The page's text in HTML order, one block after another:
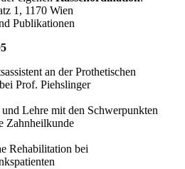
1, 1170 Wien
Publikationen
an der Prothetischen
Prof. Piehslinger
Lehre mit den Schwerpunkten
Zahnheilkunde
Rehabilitation bei